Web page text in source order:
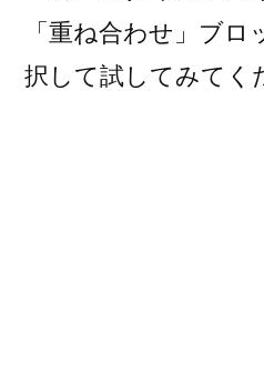
「重ね合わせ」ブ
択して試してみてく